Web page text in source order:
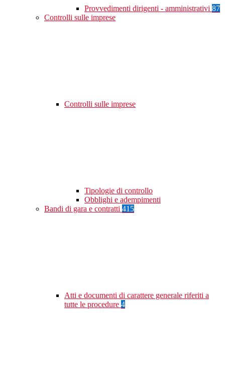
Provvedimenti dirigenti - amministrativi 87
Controlli sulle imprese
Controlli sulle imprese
Tipologie di controllo
Obblighi e adempimenti
Bandi di gara e contratti 415
Atti e documenti di carattere generale riferiti a
tutte le procedure 4